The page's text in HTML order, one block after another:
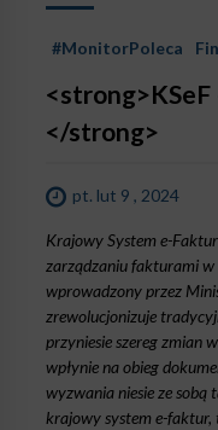
#MonitorPoleca
<strong>KSeF
</strong>
pt. lut 9 , 2024
Krajowy System e-
zarządzaniu fakturami w
wprowadzony przez
zrewolucjonizuje
przyniesie szereg zmian
wpłynie na obieg
wyzwania niesie ze sobą
krajowy system e-